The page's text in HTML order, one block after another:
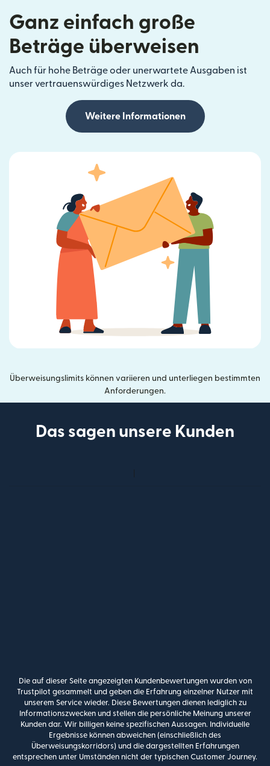
Ganz einfach große
Beträge überweisen
Auch für hohe Beträge oder unerwartete Ausgaben ist
unser vertrauenswürdiges Netzwerk da.
Weitere Informationen
Überweisungslimits können variieren und unterliegen bestimmten
Anforderungen.
Das sagen unsere Kunden
Die auf dieser Seite angezeigten Kundenbewertungen wurden von
Trustpilot gesammelt und geben die Erfahrung einzelner Nutzer mit
unserem Service wieder. Diese Bewertungen dienen lediglich zu
Informationszwecken und stellen die persönliche Meinung unserer
Kunden dar. Wir billigen keine spezifischen Aussagen. Individuelle
Ergebnisse können abweichen (einschließlich des
Überweisungskorridors) und die dargestellten Erfahrungen
entsprechen unter Umständen nicht der typischen Customer Journey.